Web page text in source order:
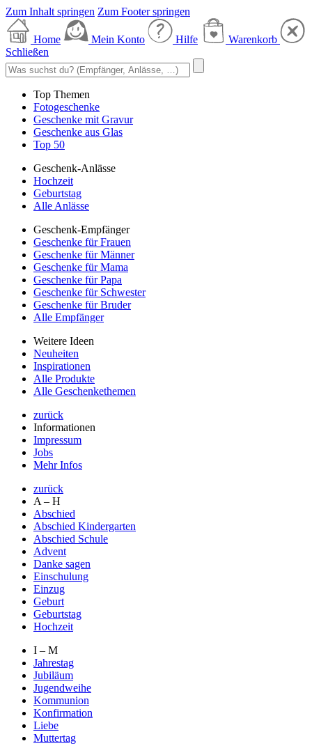
Zum Inhalt springen Zum Footer springen
Home Mein Konto Hilfe
Warenkorb
Schließen
Top Themen
Fotogeschenke
Geschenke mit Gravur
Geschenke aus Glas
Top 50
Geschenk-Anlässe
Hochzeit
Geburtstag
Alle Anlässe
Geschenk-Empfänger
Geschenke für Frauen
Geschenke für Männer
Geschenke für Mama
Geschenke für Papa
Geschenke für Schwester
Geschenke für Bruder
Alle Empfänger
Weitere Ideen
Neuheiten
Inspirationen
Alle Produkte
Alle Geschenkethemen
zurück
Informationen
Impressum
Jobs
Mehr Infos
zurück
A – H
Abschied
Abschied Kindergarten
Abschied Schule
Advent
Danke sagen
Einschulung
Einzug
Geburt
Geburtstag
Hochzeit
I – M
Jahrestag
Jubiläum
Jugendweihe
Kommunion
Konfirmation
Liebe
Muttertag